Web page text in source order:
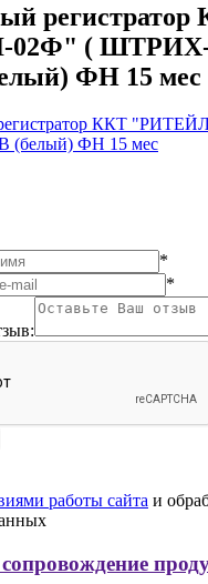
регистратор
02Ф" (
ФН 15 мес
*
*
работы сайта и